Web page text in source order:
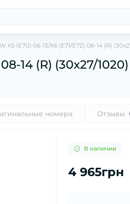
(E70) 06-13/X6 (E71/E72) 08-14 (R)
14 (R) (30x27/1020)
номера Отзывы
В наличии
4 965грн